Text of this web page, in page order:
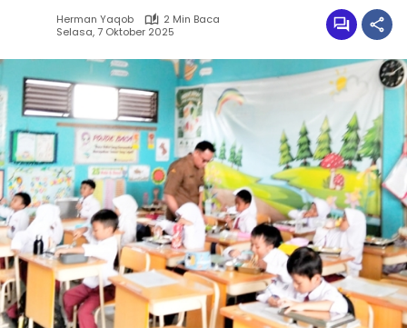
Herman Yaqob
2 Min Baca
Selasa, 7 Oktober 2025